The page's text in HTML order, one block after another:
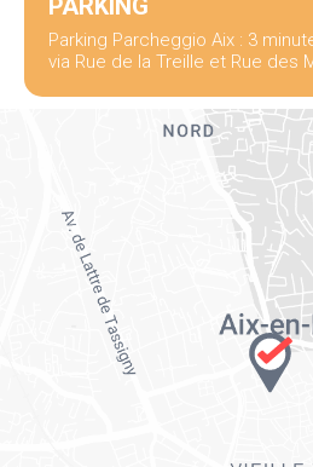
PARKING
Parking Parcheggio Aix : 3
via Rue de la Treille et Rue des